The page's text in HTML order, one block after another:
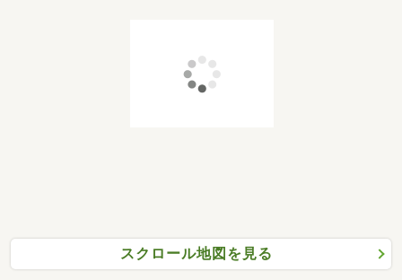
スクロール地図を見る